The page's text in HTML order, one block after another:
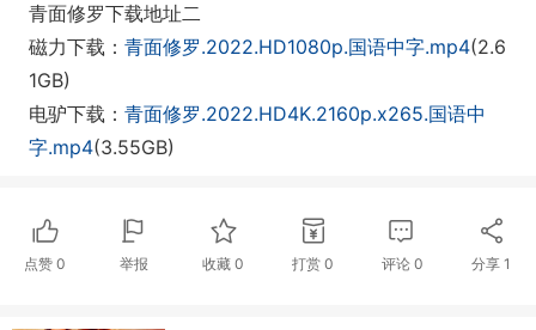
青面修罗下载地址二
磁力下载： 青面修罗.2022.HD1080p.国语中字.mp4(2.6
1GB)
电驴下载： 青面修罗.2022.HD4K.2160p.x265.国语中
字.mp4(3.55GB)
点赞 0 举报 收藏0 打赏 0 评论 0 分享1